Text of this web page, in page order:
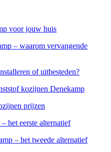
voor jouw huis
– waarom vervangende
of uitbesteden?
kozijnen Denekamp
prijzen
het eerste alternatief
– het tweede alternatief